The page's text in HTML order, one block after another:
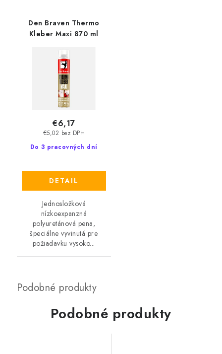
Den Braven Thermo
Kleber Maxi 870 ml
Do 3 pracovných dní
€5,02 bez DPH
€6,17
DETAIL
Jednosložková
nízkoexpanzná
polyuretánová pena,
špeciálne vyvinutá pre
požiadavku vysoko...
Podobné produkty